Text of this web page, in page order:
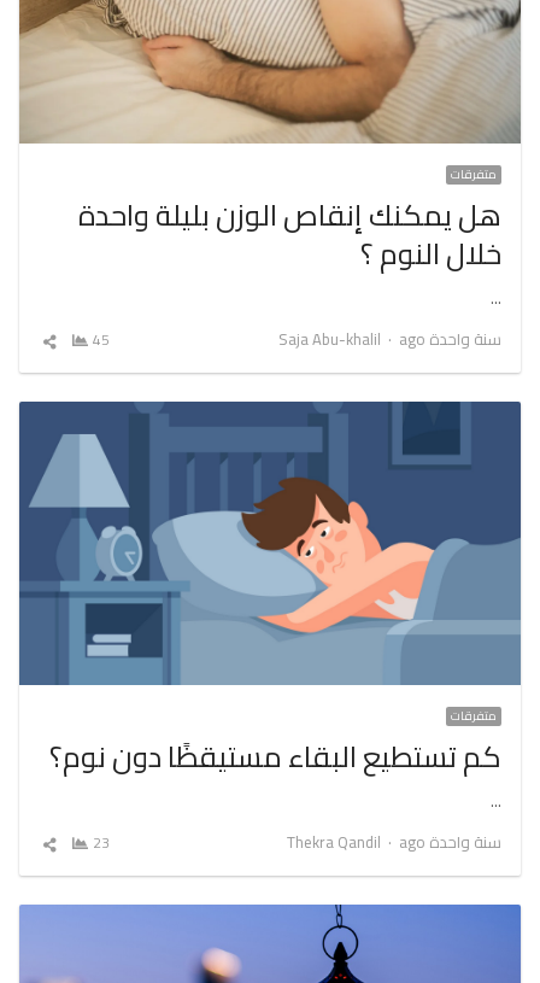
متفرقات
هل يمكنك إنقاص الوزن بليلة واحدة
خلال النوم ؟
…
سنة واحدة ago
Author
Saja Abu-khalil
45
شارك
متفرقات
كم تستطيع البقاء مستيقظًا دون نوم؟
…
سنة واحدة ago
Author
Thekra Qandil
23
شارك